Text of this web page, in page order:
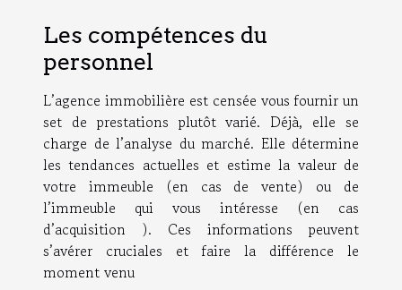
Les compétences du
personnel
L’agence immobilière est censée vous fournir un
set de prestations plutôt varié. Déjà, elle se
charge de l’analyse du marché. Elle détermine
les tendances actuelles et estime la valeur de
votre immeuble (en cas de vente) ou de
l’immeuble qui vous intéresse (en cas
d’acquisition ). Ces informations peuvent
s’avérer cruciales et faire la différence le
moment venu